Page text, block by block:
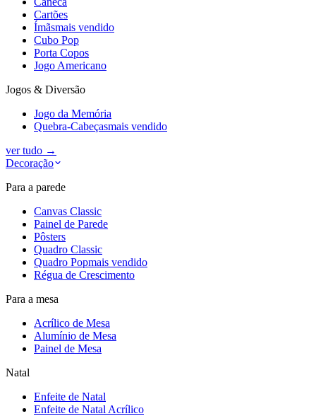
Cartões
Ímãsmais vendido
Cubo Pop
Porta Copos
Jogo Americano
Jogos & Diversão
Jogo da Memória
Quebra-Cabeçasmais vendido
ver tudo →
Decoração
Para a parede
Canvas Classic
Painel de Parede
Pôsters
Quadro Classic
Quadro Popmais vendido
Régua de Crescimento
Para a mesa
Acrílico de Mesa
Alumínio de Mesa
Painel de Mesa
Natal
Enfeite de Natal
Enfeite de Natal Acrílico